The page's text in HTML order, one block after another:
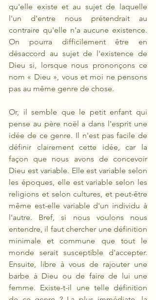
qu'elle existe et au sujet de laquelle
l'un d'entre nous prétendrait au
contraire qu'elle n'a aucune existence.
On pourra difficilement être en
désaccord au sujet de l'existence de
Dieu si, lorsque nous prononçons ce
nom « Dieu », vous et moi ne pensons
pas au même genre de chose.
Or, il semble que le petit enfant qui
pense au père noël a dans l'esprit une
idée de ce genre. Il n'est pas facile de
définir clairement cette idée, car la
façon que nous avons de concevoir
Dieu est variable. Elle est variable selon
les époques, elle est variable selon les
religions et selon cultures, et peut-être
même est-elle variable d'un individu à
l'autre. Bref, si nous voulons nous
entendre, il faut chercher une définition
minimale et commune que tout le
monde serait susceptible d'accepter.
Ensuite, libre à vous de rajouter une
barbe à Dieu ou de faire de lui une
femme. Existe-t-il une telle définition